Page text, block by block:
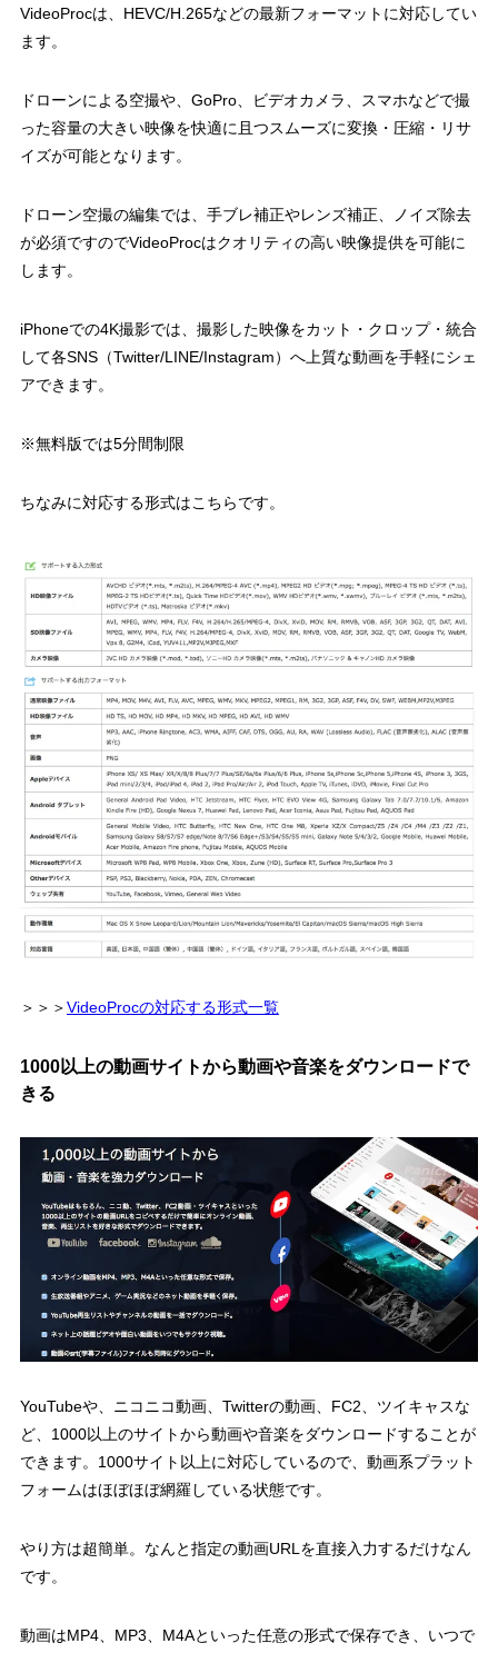
VideoProcは、HEVC/H.265などの最新フォーマットに対応してい
ます。
ドローンによる空撮や、GoPro、ビデオカメラ、スマホなどで撮
った容量の大きい映像を快適に且つスムーズに変換・圧縮・リサ
イズが可能となります。
ドローン空撮の編集では、手ブレ補正やレンズ補正、ノイズ除去
が必須ですのでVideoProcはクオリティの高い映像提供を可能に
します。
iPhoneでの4K撮影では、撮影した映像をカット・クロップ・統合
して各SNS（Twitter/LINE/Instagram）へ上質な動画を手軽にシェ
アできます。
※無料版では5分間制限
ちなみに対応する形式はこちらです。
＞＞＞VideoProcの対応する形式一覧
1000以上の動画サイトから動画や音楽をダウンロードで
きる
YouTubeや、ニコニコ動画、Twitterの動画、FC2、ツイキャスな
ど、1000以上のサイトから動画や音楽をダウンロードすることが
できます。1000サイト以上に対応しているので、動画系プラット
フォームはほぼほぼ網羅している状態です。
やり方は超簡単。なんと指定の動画URLを直接入力するだけなん
です。
動画はMP4、MP3、M4Aといった任意の形式で保存でき、いつで